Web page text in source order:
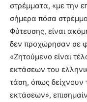
στρέμματα, «με την
σήμερα πόσα
Φύτευσης, είναι
δεν προχώρησαν σε
«Ζητούμενο είναι
εκτάσεων του
τάση, όπως
εκτάσεων»,